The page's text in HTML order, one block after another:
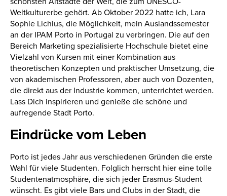
Weltkulturerbe gehört. Ab Oktober 2022 hatte ich, Lara
Sophie Lichius, die Möglichkeit, mein Auslandssemester
an der IPAM Porto in Portugal zu verbringen. Die auf den
Bereich Marketing spezialisierte Hochschule bietet eine
Vielzahl von Kursen mit einer Kombination aus
theoretischen Konzepten und praktischer Umsetzung, die
von akademischen Professoren, aber auch von Dozenten,
die direkt aus der Industrie kommen, unterrichtet werden.
Lass Dich inspirieren und genieße die schöne und
aufregende Stadt Porto.
Eindrücke vom Leben
Porto ist jedes Jahr aus verschiedenen Gründen die erste
Wahl für viele Studenten. Folglich herrscht hier eine tolle
Studentenatmosphäre, die sich jeder Erasmus-Student
wünscht. Es gibt viele Bars und Clubs in der Stadt, die